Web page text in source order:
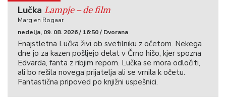
Lučka Lampje – de film
Margien Rogaar
nedelja, 09. 08. 2026 / 16:50 / Dvorana
Enajstletna Lučka živi ob svetilniku z očetom. Nekega
dne jo za kazen pošljejo delat v Črno hišo, kjer spozna
Edvarda, fanta z ribjim repom. Lučka se mora odločiti,
ali bo rešila novega prijatelja ali se vrnila k očetu.
Fantastična pripoved po knjižni uspešnici.